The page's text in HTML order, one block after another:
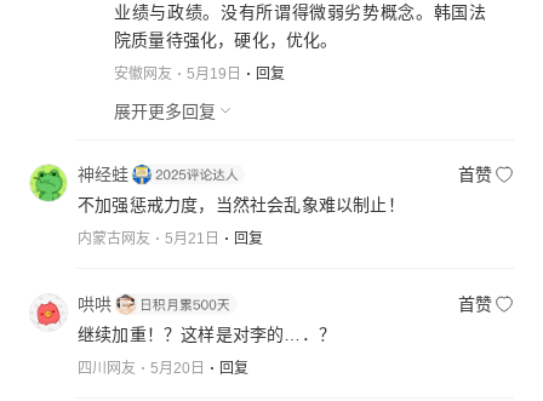
业绩与政绩。没有所谓得微弱劣势概念。韩国法
院质量待强化，硬化，优化。
安徽网友 5月19日 回复
展开更多回复
神经蛙
首赞
不加强惩戒力度，当然社会乱象难以制止！
内蒙古网友 5月21日 回复
哄哄
首赞
继续加重！？这样是对李的…．？
四川网友 5月20日 回复